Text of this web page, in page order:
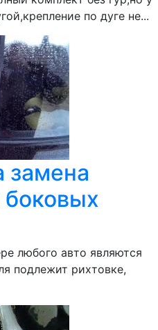
по дуге не...
замена
боковых
любого авто являются
подлежит рихтовке,